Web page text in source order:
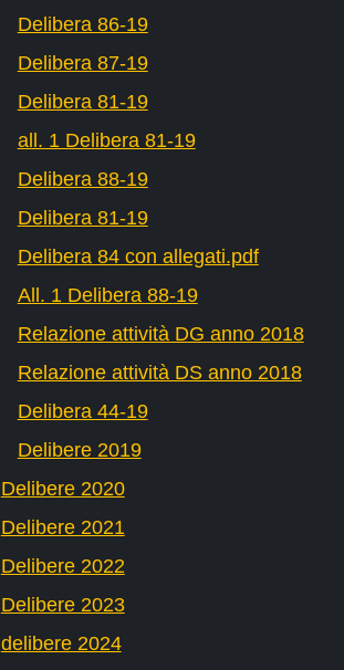
Delibera 86-19
Delibera 87-19
Delibera 81-19
all. 1 Delibera 81-19
Delibera 88-19
Delibera 81-19
Delibera 84 con allegati.pdf
All. 1 Delibera 88-19
Relazione attività DG anno 2018
Relazione attività DS anno 2018
Delibera 44-19
Delibere 2019
Delibere 2020
Delibere 2021
Delibere 2022
Delibere 2023
delibere 2024